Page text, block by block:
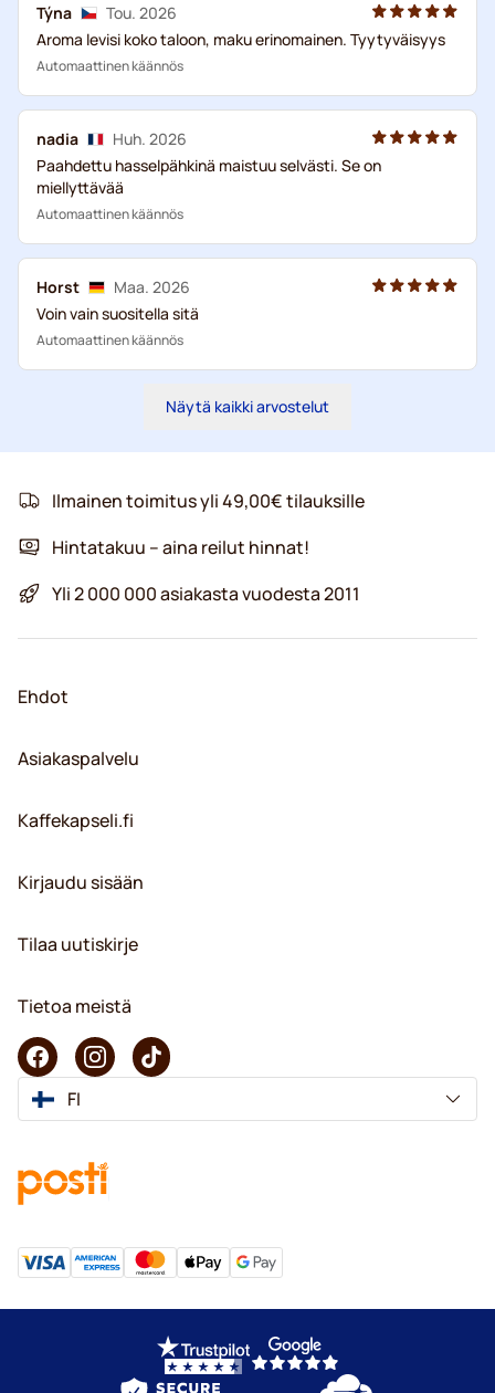
Týna
Tou. 2026
Aroma levisi koko taloon, maku erinomainen. Tyytyväisyys
Automaattinen käännös
nadia
Huh. 2026
Paahdettu hasselpähkinä maistuu selvästi. Se on
miellyttävää
Automaattinen käännös
Horst
Maa. 2026
Voin vain suositella sitä
Automaattinen käännös
Näytä kaikki arvostelut
Ilmainen toimitus yli 49,00€ tilauksille
Hintatakuu – aina reilut hinnat!
Yli 2 000 000 asiakasta vuodesta 2011
Ehdot
Asiakaspalvelu
Kaffekapseli.fi
Kirjaudu sisään
Tilaa uutiskirje
Tietoa meistä
FI